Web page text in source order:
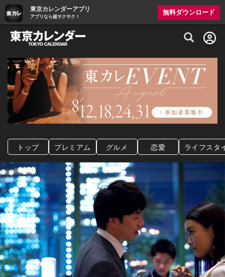
東京カレンダーアプリ
アプリなら超サクサク！
無料ダウンロード
グルメ情報・プレミアムレストラン予約
トップ プレミアム グルメ 恋愛 ライフスタ